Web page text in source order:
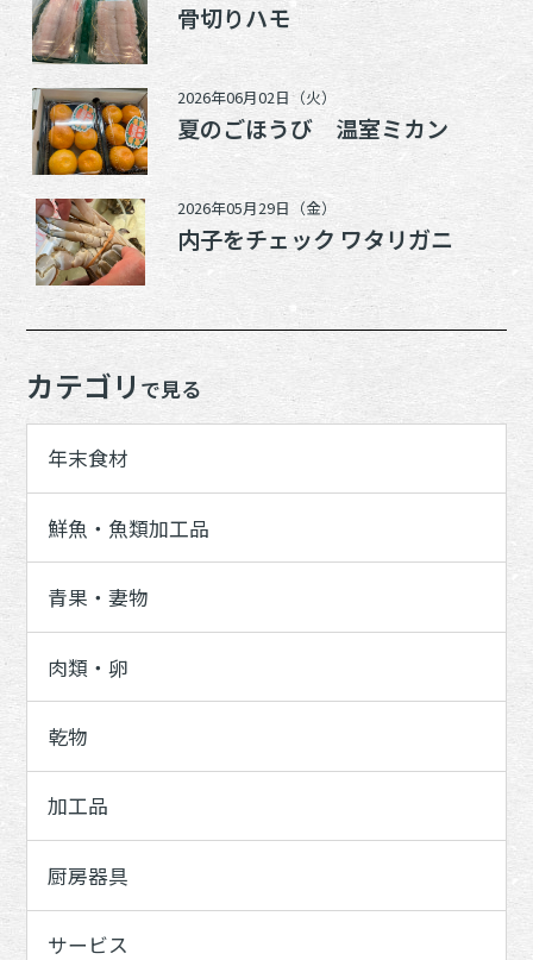
骨切りハモ
2026年06月02日（火）
夏のごほうび 温室ミカン
2026年05月29日（金）
内子をチェック ワタリガニ
カテゴリ で見る
年末食材
鮮魚・魚類加工品
青果・妻物
肉類・卵
乾物
加工品
厨房器具
サービス